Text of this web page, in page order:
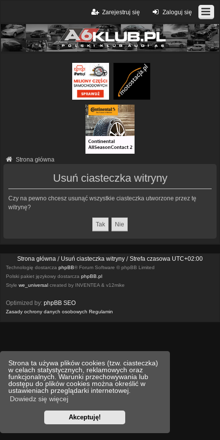
Strona ta używa plików cookies (tzw. ciasteczka)
w celach statystycznych, reklamowych oraz
funkcjonalnych. Warunki przechowywania lub
dostępu do plików cookies można określić w
ustawieniach przeglądarki internetowej.
Dowiedz się więcej
Akceptuję!
Zaloguj się
Zarejestruj się
Strona główna
Usuń ciasteczka witryny
Czy na pewno chcesz usunąć wszystkie ciasteczka utworzone przez tę
witrynę?
Strona główna Usuń ciasteczka witryny Strefa czasowa UTC+02:00
Technologię dostarcza phpBB® Forum Software © phpBB Limited
Polski pakiet językowy dostarcza phpBB.pl
Style we_universal created by INVENTEA & v12mike
Optimized by: phpBB SEO
Zasady ochrony danych osobowych Regulamin